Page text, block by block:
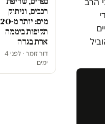
רכבים, וניתוק
מים: יותר מ-20
תקיפות ביממה
אחת בגדה
דור זומר · לפני 4
ימים